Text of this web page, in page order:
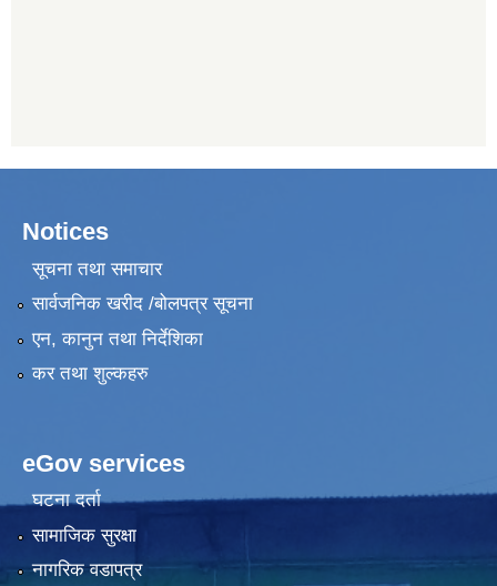
Notices
सूचना तथा समाचार
सार्वजनिक खरीद /बोलपत्र सूचना
एन, कानुन तथा निर्देशिका
कर तथा शुल्कहरु
eGov services
घटना दर्ता
सामाजिक सुरक्षा
नागरिक वडापत्र